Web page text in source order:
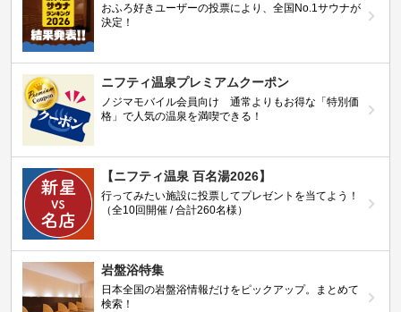
おふろ好きユーザーの投票により、全国No.1サウナが
決定！
ニフティ温泉プレミアムクーポン
ノジマモバイル会員向け 通常よりもお得な「特別価
格」で人気の温泉を満喫できる！
【ニフティ温泉 百名湯2026】
行ってみたい施設に投票してプレゼントを当てよう！
（全10回開催 / 合計260名様）
岩盤浴特集
日本全国の岩盤浴情報だけをピックアップ。まとめて
検索！